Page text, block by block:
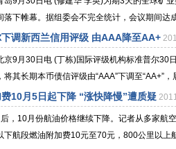
落下帷幕。据组委会不完全统计，会议期间达
调新西兰信用评级 由AAA降至AA+
京9月30日电 (丁栋)国际评级机构标准普尔30
将其长期本币债信评级由“AAA”下调至“AA+”，
10月5日起下降 “涨快降慢”遭质疑
，10月份航油价格继续下降。记者从多家航
下航段燃油附加费10元至70元，800公里以上